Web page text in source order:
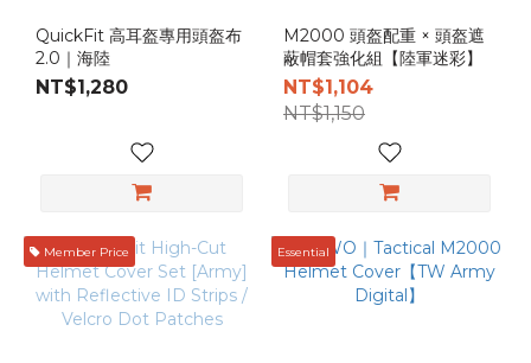
Products
Helmet
cover
Color
AOR1
(1)
QuickFit 高耳盔專用頭盔布
2.0｜海陸
NT$1,280
M2000 頭盔配重 × 頭盔遮
蔽帽套強化組【陸軍迷彩】
NT$1,104
NT$1,150
Member Price Essential